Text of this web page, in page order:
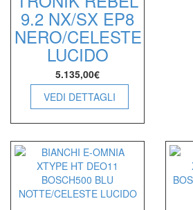
9.2 NX/SX EP8
NERO/CELESTE
LUCIDO
5.135,00€
VEDI DETTAGLI